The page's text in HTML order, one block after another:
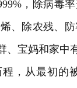
，除病毒
、除农残、
宝妈和家中
从最初的